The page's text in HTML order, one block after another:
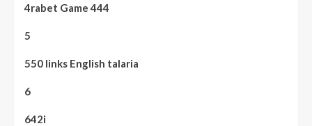
4rabet Game 444
5
550 links English talaria
6
642i